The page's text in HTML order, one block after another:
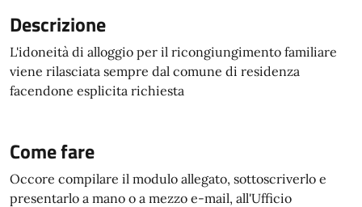
Descrizione
L'idoneità di alloggio per il ricongiungimento familiare
viene rilasciata sempre dal comune di residenza
facendone esplicita richiesta
Come fare
Occore compilare il modulo allegato, sottoscriverlo e
presentarlo a mano o a mezzo e-mail, all'Ufficio